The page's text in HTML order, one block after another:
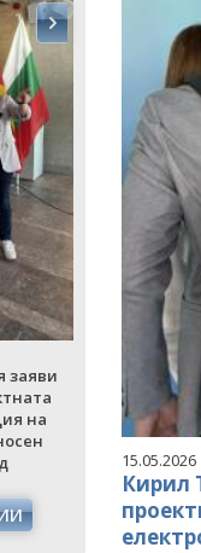
заяви
на
Кирил
15.05.2026
Кирил